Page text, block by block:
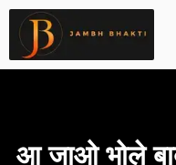
आ जाओ भोले